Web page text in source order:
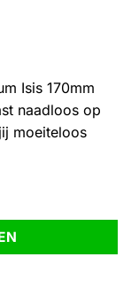
Isis 170mm
naadloos op
moeiteloos
170mm aantal